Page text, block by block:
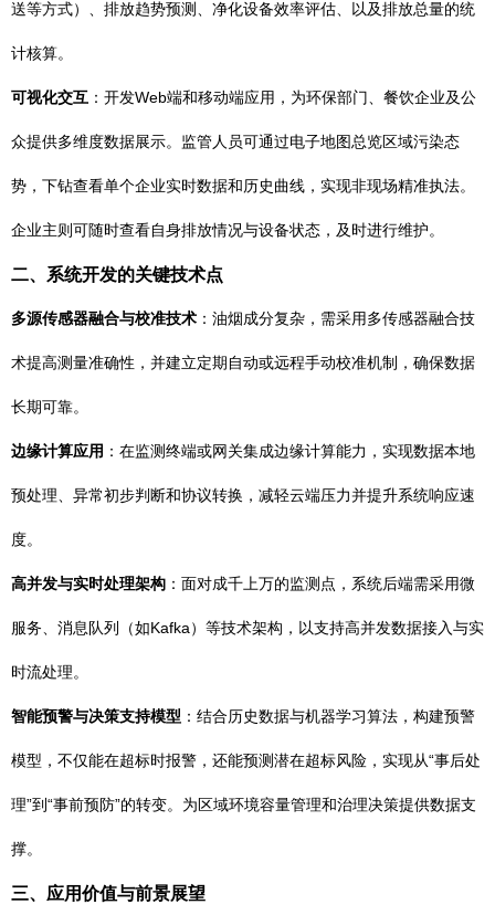
送等方式）、排放趋势预测、净化设备效率评估、以及排放总量的统
计核算。
可视化交互 ：开发Web端和移动端应用，为环保部门、餐饮企业及公
众提供多维度数据展示。监管人员可通过电子地图总览区域污染态
势，下钻查看单个企业实时数据和历史曲线，实现非现场精准执法。
企业主则可随时查看自身排放情况与设备状态，及时进行维护。
二、系统开发的关键技术点
多源传感器融合与校准技术 ：油烟成分复杂，需采用多传感器融合技
术提高测量准确性，并建立定期自动或远程手动校准机制，确保数据
长期可靠。
边缘计算应用 ：在监测终端或网关集成边缘计算能力，实现数据本地
预处理、异常初步判断和协议转换，减轻云端压力并提升系统响应速
度。
高并发与实时处理架构 ：面对成千上万的监测点，系统后端需采用微
服务、消息队列（如Kafka）等技术架构，以支持高并发数据接入与实
时流处理。
智能预警与决策支持模型 ：结合历史数据与机器学习算法，构建预警
模型，不仅能在超标时报警，还能预测潜在超标风险，实现从“事后处
理”到“事前预防”的转变。为区域环境容量管理和治理决策提供数据支
撑。
三、应用价值与前景展望